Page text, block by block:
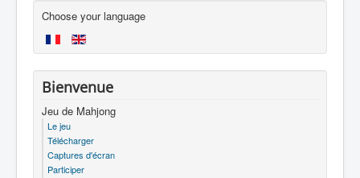
Choose your language
Bienvenue
Jeu de Mahjong
Le jeu
Télécharger
Captures d'écran
Participer